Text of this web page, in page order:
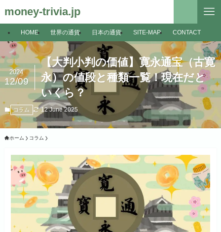
money-trivia.jp
HOME 世界の通貨 日本の通貨 SITE-MAP CONTACT
【大判小判の価値】寛永通宝（古寛
永）の値段と種類一覧！現在だと
いくら？
2024
12/09
コラム 12 June 2025
ホーム コラム